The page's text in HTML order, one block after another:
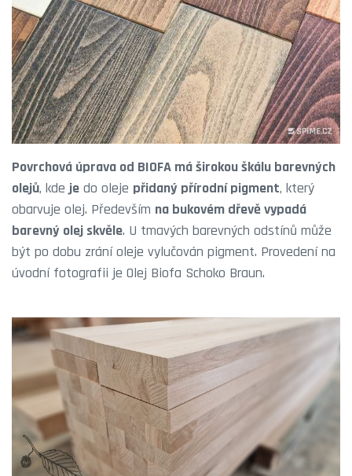
Povrchová úprava od BIOFA má širokou škálu barevných
olejů, kdeje do oleje přidaný přírodní pigment, který
obarvuje olej. Především na bukovém dřevě vypadá
barevný olej skvěle. U tmavých barevných odstínů může
být po dobu zrání oleje vylučován pigment. Provedení na
úvodní fotografii je Olej Biofa Schoko Braun.